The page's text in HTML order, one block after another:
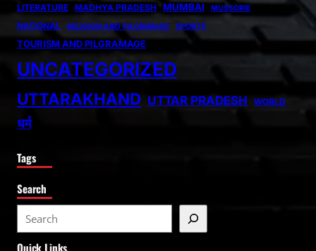
LITERATURE MADHYA PRADESH MUMBAI MUSSORIE
NATIONAL RELIGION AND PILGRIMAGE SPORTS
TOURISM AND PILGRAMAGE
UNCATEGORIZED
UTTARAKHAND UTTAR PRADESH WORLD
धर्म
Tags
Search
e
Quick Links